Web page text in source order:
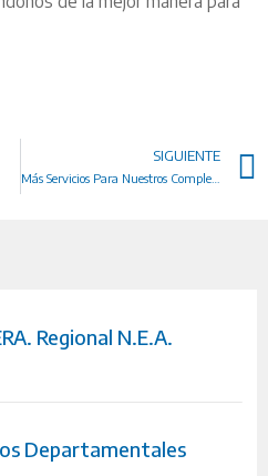
SIGUIENTE
Más Servicios Para Nuestros Complejos
Regional N.E.A.
Departamentales